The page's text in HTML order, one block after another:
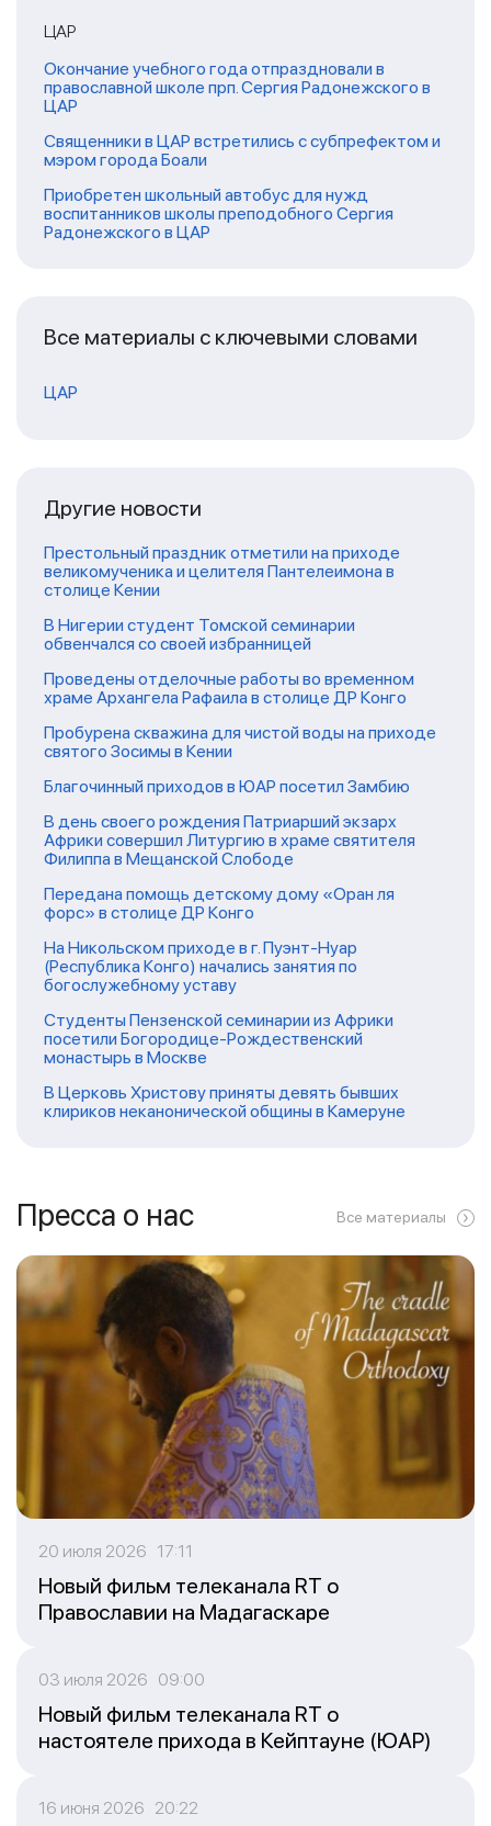
ЦАР
Окончание учебного года отпраздновали в
православной школе прп. Сергия Радонежского в
ЦАР
Священники в ЦАР встретились с субпрефектом и
мэром города Боали
Приобретен школьный автобус для нужд
воспитанников школы преподобного Сергия
Радонежского в ЦАР
Все материалы с ключевыми словами
ЦАР
Другие новости
Престольный праздник отметили на приходе
великомученика и целителя Пантелеимона в
столице Кении
В Нигерии студент Томской семинарии
обвенчался со своей избранницей
Проведены отделочные работы во временном
храме Архангела Рафаила в столице ДР Конго
Пробурена скважина для чистой воды на приходе
святого Зосимы в Кении
Благочинный приходов в ЮАР посетил Замбию
В день своего рождения Патриарший экзарх
Африки совершил Литургию в храме святителя
Филиппа в Мещанской Слободе
Передана помощь детскому дому «Оран ля
форс» в столице ДР Конго
На Никольском приходе в г. Пуэнт-Нуар
(Республика Конго) начались занятия по
богослужебному уставу
Студенты Пензенской семинарии из Африки
посетили Богородице-Рождественский
монастырь в Москве
В Церковь Христову приняты девять бывших
клириков неканонической общины в Камеруне
Пресса о нас Все материалы
20 июля 2026 17:11
Новый фильм телеканала RT о
Православии на Мадагаскаре
03 июля 2026 09:00
Новый фильм телеканала RT о
настоятеле прихода в Кейптауне (ЮАР)
16 июня 2026 20:22